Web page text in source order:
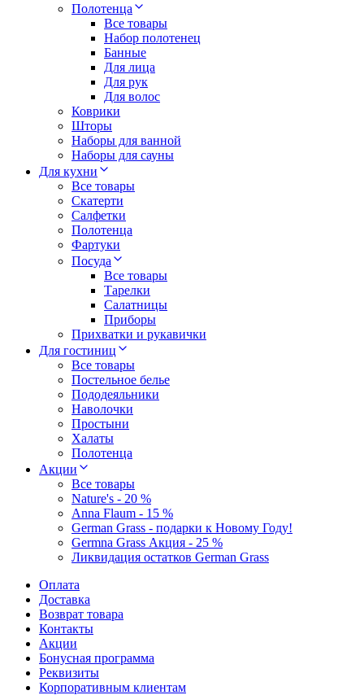
Полотенца
Все товары
Набор полотенец
Банные
Для лица
Для рук
Для волос
Коврики
Шторы
Наборы для ванной
Наборы для сауны
Для кухни
Все товары
Скатерти
Салфетки
Полотенца
Фартуки
Посуда
Все товары
Тарелки
Салатницы
Приборы
Прихватки и рукавички
Для гостиниц
Все товары
Постельное белье
Пододеяльники
Наволочки
Простыни
Халаты
Полотенца
Акции
Все товары
Nature's - 20 %
Anna Flaum - 15 %
German Grass - подарки к Новому Году!
Germna Grass Акция - 25 %
Ликвидация остатков German Grass
Оплата
Доставка
Возврат товара
Контакты
Акции
Бонусная программа
Реквизиты
Корпоративным клиентам